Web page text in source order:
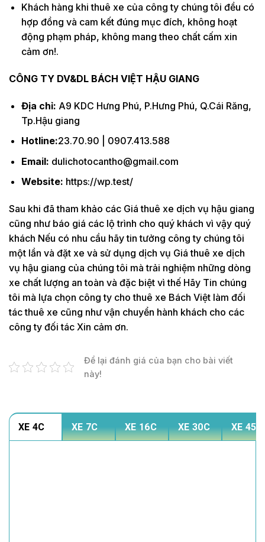
Khách hàng khi thuê xe của công ty chúng tôi đều có
hợp đồng và cam kết đúng mục đích, không hoạt
động phạm pháp, không mang theo chất cấm xin
cảm ơn!.
CÔNG TY DV&DL BÁCH VIỆT HẬU GIANG
Địa chỉ: A9 KDC Hưng Phú, P.Hưng Phú, Q.Cái Răng,
Tp.Hậu giang
Hotline:23.70.90 | 0907.413.588
Email: dulichotocantho@gmail.com
Website: https://wp.test/
Sau khi đã tham khảo các Giá thuê xe dịch vụ hậu giang
cũng như báo giá các lộ trình cho quý khách vì vậy quý
khách Nếu có nhu cầu hãy tin tưởng công ty chúng tôi
một lần và đặt xe và sử dụng dịch vụ Giá thuê xe dịch
vụ hậu giang của chúng tôi mà trải nghiệm những dòng
xe chất lượng an toàn và đặc biệt vì thế Hãy Tin chúng
tôi mà lựa chọn công ty cho thuê xe Bách Việt làm đối
tác thuê xe cũng như vận chuyển hành khách cho các
công ty đối tác Xin cảm ơn.
Để lại đánh giá của bạn cho bài viết
này!
XE 4C XE 7C XE 16C XE 30C XE 45C